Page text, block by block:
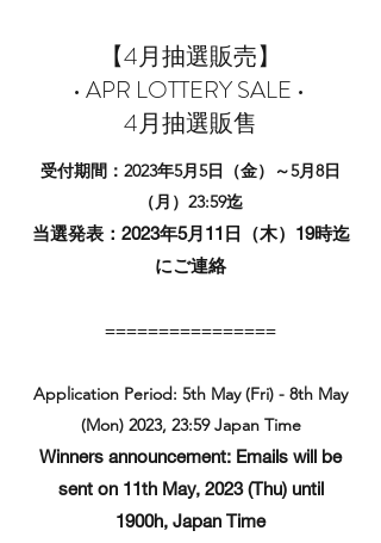
【4月抽選販売】
• APR LOTTERY SALE •
4月抽選販售
受付期間：2023年5月5日（金）～5月8日
（月）23:59迄
当選発表：2023年5月11日（木）19時迄
にご連絡
================
Application Period: 5th May (Fri) - 8th May
(Mon) 2023, 23:59 Japan Time
Winners announcement: Emails will be
sent on 11th May, 2023 (Thu) until
1900h, Japan Time